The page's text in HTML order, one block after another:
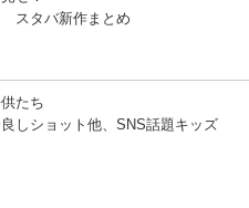
スタバ新作まとめ
たち
しショット他、SNS話題キッズ